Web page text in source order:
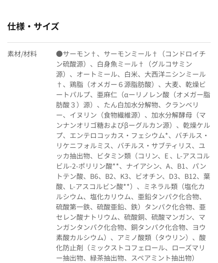
仕様・サイズ
素材/材料
●サーモン†、サーモンミール†（コンドロイチ
ン硫酸源）、白身魚ミール†（グルコサミン
源）、オートミール、白米、大西洋ニシンミール
†、鶏脂（オメガー６源脂肪酸）、大麦、乾燥ビ
ートパルプ、亜麻仁（αーリノレン酸（オメガー脂
肪酸３）源）、たん白加水分解物、クランベリ
ー、イヌリン（食物繊維源）、加水分解酵母（マ
ンナンオリゴ糖およびβーグルカン源）、乾燥ケル
プ、エンテロコッカス・フェシウム*、バチルス・
リケニフォルミス、バチルス・サブティリス、ユ
ッカ抽出物、ビタミン類（コリン、E 、L-アスコル
ビル-2-ポリリン酸**、ナイアシン、A、B1、パン
トテン酸、B6、B2、K3、ビオチン、D3、B12、葉
酸、L-アスコルビン酸**）、ミネラル類（塩化カ
ルシウム、塩化カリウム、亜鉛タンパク化合物、
硫酸第一鉄、硫酸亜鉛、鉄）タンパク化合物、亜
セレン酸ナトリウム、硫酸銅、硫酸マンガン、マ
ンガンタンパク化合物、銅タンパク化合物、ヨウ
素酸カルシウム）、アミノ酸類（タウリン）、酸
化防止剤（ミックストコフェロール、ローズマリ
ー抽出物、緑茶抽出物、スペアミント抽出物）